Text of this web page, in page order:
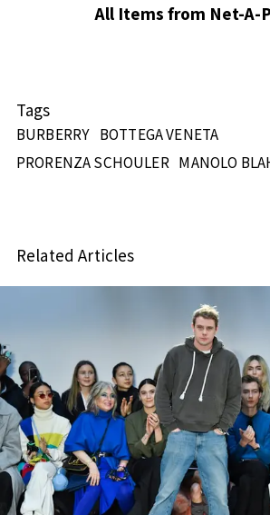
All Items from Net-A-
Tags
BURBERRY BOTTEGA VENETA
PRORENZA SCHOULER MANOLO
Related Articles